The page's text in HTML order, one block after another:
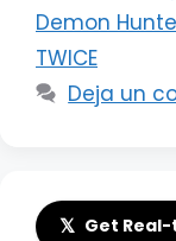
Demon
TWICE
Deja un
𝕏 Get Real-